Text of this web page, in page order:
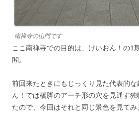
南禅寺の山門です
ここ南禅寺での目的は、けいおん！の1
閣。
前回来たときにもじっくり見た代表的
ん！では橋脚のアーチ形の穴を見通す
たので、今回はそれと同じ景色を見てみ